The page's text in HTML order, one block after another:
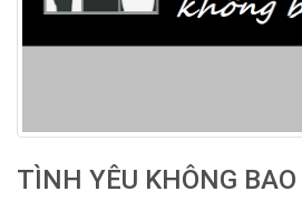
TÌNH YÊU KHÔNG